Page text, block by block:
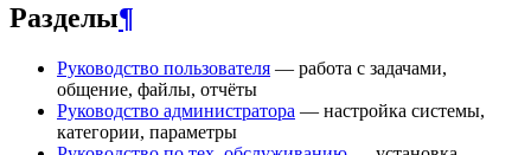
Разделы¶
Руководство пользователя — работа с задачами,
общение, файлы, отчёты
Руководство администратора — настройка системы,
категории, параметры